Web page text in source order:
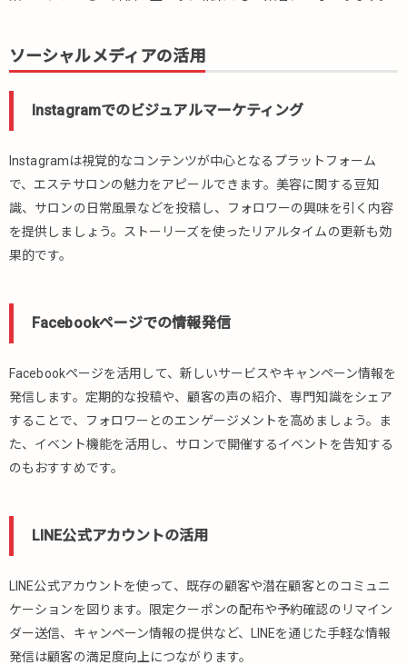
向
け
約
テ
ム
と
は
8.
め
ソーシャルメディアの活用
Instagramでのビジュアルマーケティング
Instagramは視覚的なコンテンツが中心となるプラットフォーム
で、エステサロンの魅力をアピールできます。美容に関する豆知
識、サロンの日常風景などを投稿し、フォロワーの興味を引く内容
を提供しましょう。ストーリーズを使ったリアルタイムの更新も効
果的です。
Facebookページでの情報発信
Facebookページを活用して、新しいサービスやキャンペーン情報を
発信します。定期的な投稿や、顧客の声の紹介、専門知識をシェア
することで、フォロワーとのエンゲージメントを高めましょう。ま
た、イベント機能を活用し、サロンで開催するイベントを告知する
のもおすすめです。
LINE公式アカウントの活用
LINE公式アカウントを使って、既存の顧客や潜在顧客とのコミュニ
ケーションを図ります。限定クーポンの配布や予約確認のリマイン
ダー送信、キャンペーン情報の提供など、LINEを通じた手軽な情報
発信は顧客の満足度向上につながります。